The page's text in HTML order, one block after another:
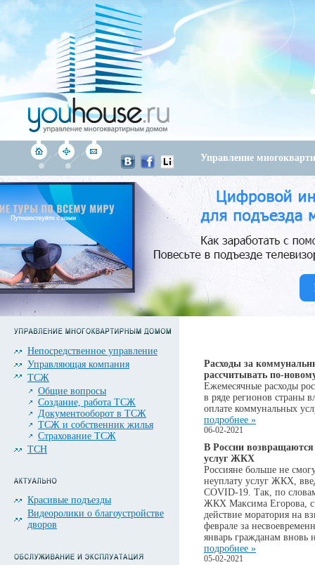
Управление
Непосредственное управление
Управляющая компания
ТСЖ
Общие вопросы
Создание, работа ТСЖ
Документооборот в ТСЖ
ТСЖ и собственник жилья
Страхование ТСЖ
ТСН
Красивые подъезды
Видеоролики о благоустройстве
дворов
Расходы за
рассчитывать по-
Ежемесячные расходы
в ряде регионов страны
оплате коммунальных
подробнее »
06-02-2021
В России
услуг ЖКХ
Россияне больше не
неуплату услуг ЖКХ,
COVID-19. Так, по
ЖКХ Максима Егорова, с
действие моратория на
феврале за
январь гражданам вновь
подробнее »
05-02-2021